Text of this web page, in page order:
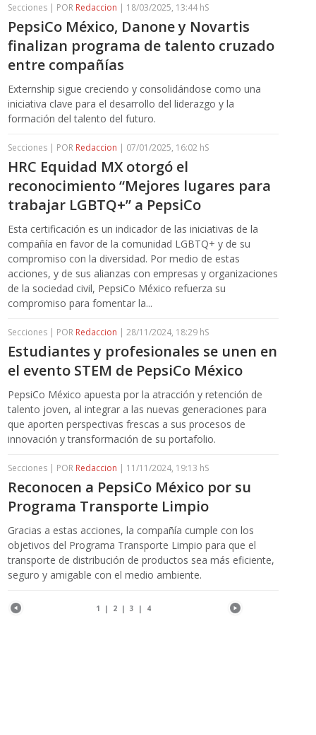
Secciones | POR Redaccion | 18/03/2025, 13:44 hS
PepsiCo México, Danone y Novartis
finalizan programa de talento cruzado
entre compañías
Externship sigue creciendo y consolidándose como una
iniciativa clave para el desarrollo del liderazgo y la
formación del talento del futuro.
Secciones | POR Redaccion | 07/01/2025, 16:02 hS
HRC Equidad MX otorgó el
reconocimiento “Mejores lugares para
trabajar LGBTQ+” a PepsiCo
Esta certificación es un indicador de las iniciativas de la
compañía en favor de la comunidad LGBTQ+ y de su
compromiso con la diversidad. Por medio de estas
acciones, y de sus alianzas con empresas y organizaciones
de la sociedad civil, PepsiCo México refuerza su
compromiso para fomentar la...
Secciones | POR Redaccion | 28/11/2024, 18:29 hS
Estudiantes y profesionales se unen en
el evento STEM de PepsiCo México
PepsiCo México apuesta por la atracción y retención de
talento joven, al integrar a las nuevas generaciones para
que aporten perspectivas frescas a sus procesos de
innovación y transformación de su portafolio.
Secciones | POR Redaccion | 11/11/2024, 19:13 hS
Reconocen a PepsiCo México por su
Programa Transporte Limpio
Gracias a estas acciones, la compañía cumple con los
objetivos del Programa Transporte Limpio para que el
transporte de distribución de productos sea más eficiente,
seguro y amigable con el medio ambiente.
1 | 2 |3 | 4